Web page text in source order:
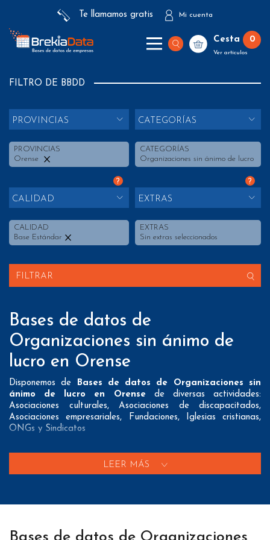
Te llamamos gratis Mi cuenta
Cesta 0
Ver artículos
FILTRO DE BBDD
PROVINCIAS
PROVINCIAS
Orense
CATEGORÍAS
CATEGORÍAS
Organizaciones sin ánimo de lucro
?
CALIDAD
CALIDAD
Base Estándar
?
EXTRAS
EXTRAS
Sin extras seleccionados
FILTRAR
Bases de datos de
Organizaciones sin ánimo de
lucro en Orense
Disponemos de Bases de datos de Organizaciones sin
ánimo de lucro en Orense de diversas actividades:
Asociaciones culturales, Asociaciones de discapacitados,
Asociaciones empresariales, Fundaciones, Iglesias cristianas,
ONGs y Sindicatos
contacto que pueden resultar interesantes a nuestros clientes:
los datos necesarios incluyendo dirección, localidad, provincia y
máxima eficacia.
LEER MÁS